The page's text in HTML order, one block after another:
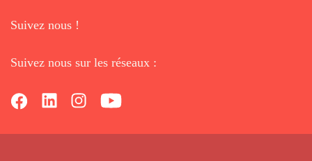
Suivez nous !
Suivez nous sur les réseaux :